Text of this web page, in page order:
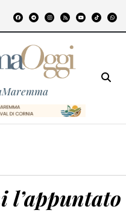
l’appuntato